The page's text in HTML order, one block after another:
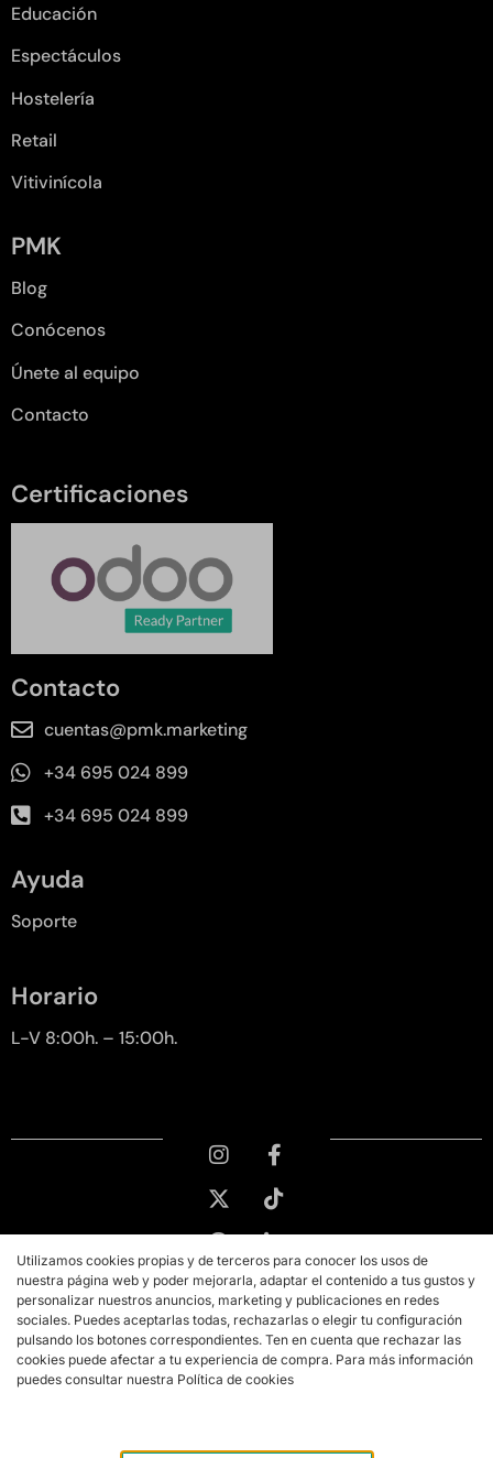
Educación
Espectáculos
Hostelería
Retail
Vitivinícola
PMK
Blog
Conócenos
Únete al equipo
Contacto
Certificaciones
Contacto
cuentas@pmk.marketing
+34 695 024 899
+34 695 024 899
Ayuda
Soporte
Horario
L-V 8:00h. – 15:00h.
Utilizamos cookies propias y de terceros para conocer los usos de
nuestra página web y poder mejorarla, adaptar el contenido a tus gustos y
personalizar nuestros anuncios, marketing y publicaciones en redes
sociales. Puedes aceptarlas todas, rechazarlas o elegir tu configuración
pulsando los botones correspondientes. Ten en cuenta que rechazar las
cookies puede afectar a tu experiencia de compra. Para más información
puedes consultar nuestra Política de cookies